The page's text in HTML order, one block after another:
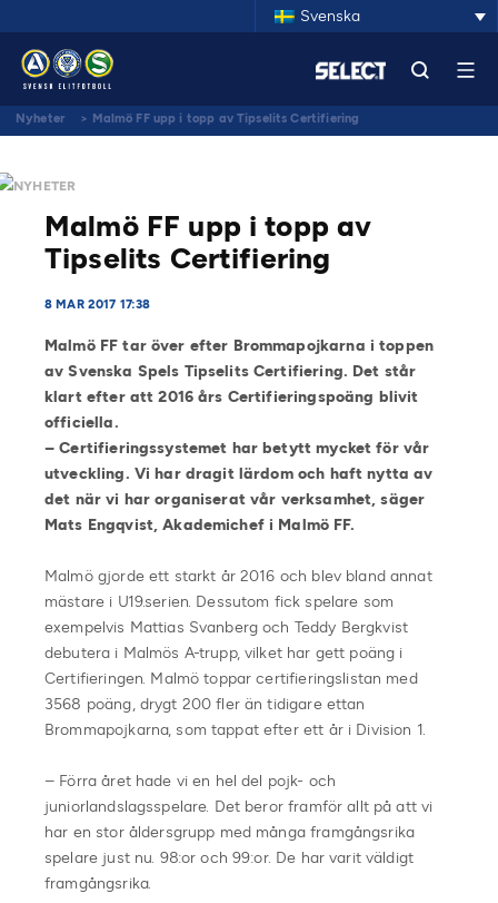
Svenska
Nyheter > Malmö FF upp i topp av Tipselits Certifiering
NYHETER
Malmö FF upp i topp av
Tipselits Certifiering
8 MAR 2017 17:38
Malmö FF tar över efter Brommapojkarna i toppen
av Svenska Spels Tipselits Certifiering. Det står
klart efter att 2016 års Certifieringspoäng blivit
officiella.
– Certifieringssystemet har betytt mycket för vår
utveckling. Vi har dragit lärdom och haft nytta av
det när vi har organiserat vår verksamhet, säger
Mats Engqvist, Akademichef i Malmö FF.
Malmö gjorde ett starkt år 2016 och blev bland annat
mästare i U19.serien. Dessutom fick spelare som
exempelvis Mattias Svanberg och Teddy Bergkvist
debutera i Malmös A-trupp, vilket har gett poäng i
Certifieringen. Malmö toppar certifieringslistan med
3568 poäng, drygt 200 fler än tidigare ettan
Brommapojkarna, som tappat efter ett år i Division 1.
– Förra året hade vi en hel del pojk- och
juniorlandslagsspelare. Det beror framför allt på att vi
har en stor åldersgrupp med många framgångsrika
spelare just nu. 98:or och 99:or. De har varit väldigt
framgångsrika.